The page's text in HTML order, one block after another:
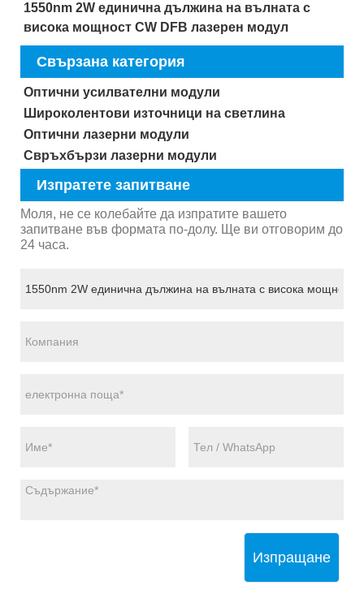
1550nm 2W единична дължина на вълната с
висока мощност CW DFB лазерен модул
Свързана категория
Оптични усилвателни модули
Широколентови източници на светлина
Оптични лазерни модули
Свръхбързи лазерни модули
Изпратете запитване
Моля, не се колебайте да изпратите вашето
запитване във формата по-долу. Ще ви отговорим до
24 часа.
Изпращане